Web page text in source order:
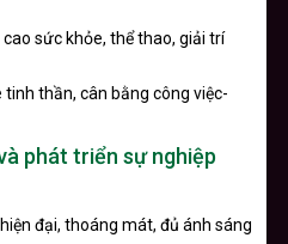
sức khỏe, thể thao, giải trí
thần, cân bằng công việc-
phát triển sự nghiệp
đại, thoáng mát, đủ ánh sáng